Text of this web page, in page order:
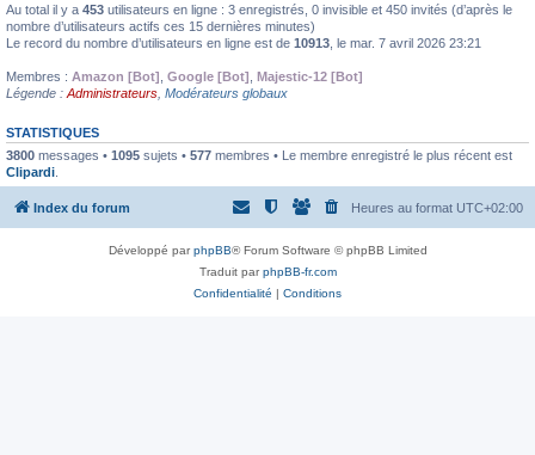
Au total il y a 453 utilisateurs en ligne : 3 enregistrés, 0 invisible et 450 invités (d’après le
nombre d’utilisateurs actifs ces 15 dernières minutes)
Le record du nombre d’utilisateurs en ligne est de 10913 , le mar. 7 avril 2026 23:21
Membres : Amazon [Bot] Google [Bot] Majestic-12 [Bot]
Légende : Administrateurs Modérateurs globaux
STATISTIQUES
3800 messages • 1095 sujets • 577 membres • Le membre enregistré le plus récent est
Clipardi
Index du forum Heures au format UTC+02:00
Développé parphpBB® Forum Software © phpBB Limited
Traduit parphpBB-fr.com
Confidentialité | Conditions